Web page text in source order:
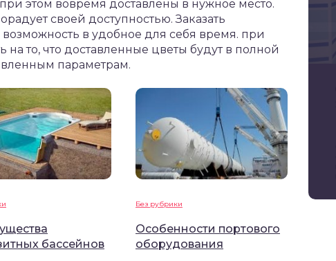
этом вовремя доставлены в нужное место.
своей доступностью. Заказать
в удобное для себя время. при
на то, что доставленные цветы будут в полной
параметрам.
бассейнов
Без рубрики
Особенности портового
оборудования